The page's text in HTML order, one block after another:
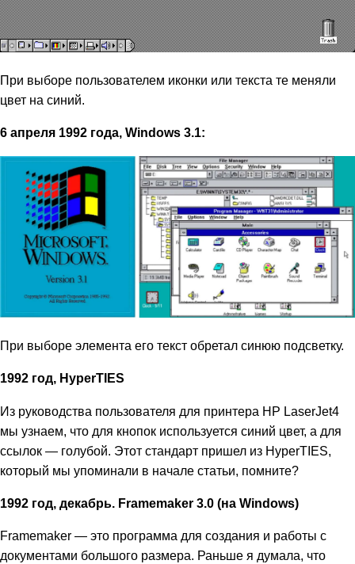
При выборе пользователем иконки или текста те меняли
цвет на синий.
6 апреля 1992 года, Windows 3.1:
При выборе элемента его текст обретал синюю подсветку.
1992 год, HyperTIES
Из руководства пользователя для принтера HP LaserJet4
мы узнаем, что для кнопок используется синий цвет, а для
ссылок — голубой. Этот стандарт пришел из HyperTIES,
который мы упоминали в начале статьи, помните?
1992 год, декабрь. Framemaker 3.0 (на Windows)
Framemaker — это программа для создания и работы с
документами большого размера. Раньше я думала, что